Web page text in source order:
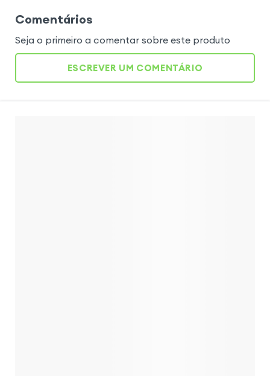
Comentários
Seja o primeiro a comentar sobre este produto
ESCREVER UM COMENTÁRIO